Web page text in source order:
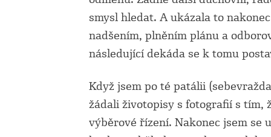
smysl hledat. A ukázala to
nadšením, plněním plánu a
následující dekáda se k tomu
Když jsem po té patálii
žádali životopisy s fotografií s tím,
výběrové řízení. Nakonec jsem se